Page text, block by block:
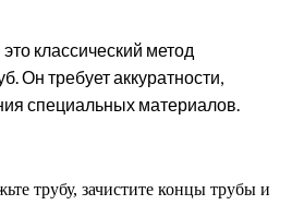
это классический метод
Он требует аккуратности,
специальных материалов.
трубу, зачистите концы трубы и